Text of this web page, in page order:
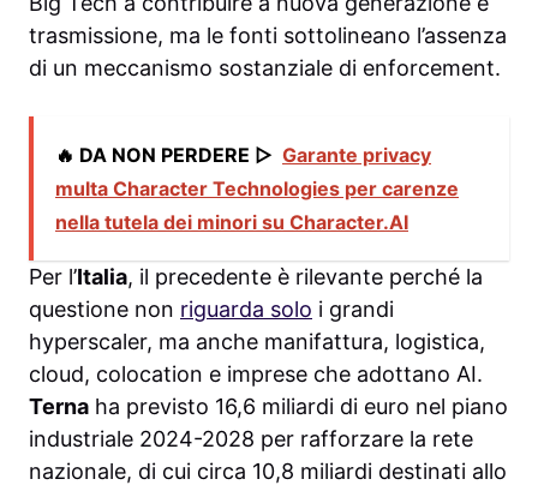
trasmissione, ma le fonti sottolineano l’assenza
di un meccanismo sostanziale di enforcement.
🔥 DA NON PERDERE ▷ Garante privacy
multa Character Technologies per carenze
nella tutela dei minori su Character.AI
Per l’Italia, il precedente è rilevante perché la
questione non riguarda solo i grandi
hyperscaler, ma anche manifattura, logistica,
cloud, colocation e imprese che adottano AI.
Terna ha previsto 16,6 miliardi di euro nel piano
industriale 2024-2028 per rafforzare la rete
nazionale, di cui circa 10,8 miliardi destinati allo